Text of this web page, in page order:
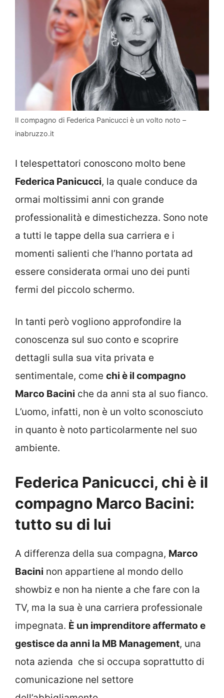
Il compagno di Federica Panicucci è un volto noto –
inabruzzo.it
I telespettatori conoscono molto bene
Federica Panicucci, la quale conduce da
ormai moltissimi anni con grande
professionalità e dimestichezza. Sono note
a tutti le tappe della sua carriera e i
momenti salienti che l’hanno portata ad
essere considerata ormai uno dei punti
fermi del piccolo schermo.
In tanti però vogliono approfondire la
conoscenza sul suo conto e scoprire
dettagli sulla sua vita privata e
sentimentale, come chi è il compagno
Marco Bacini che da anni sta al suo fianco.
L’uomo, infatti, non è un volto sconosciuto
in quanto è noto particolarmente nel suo
ambiente.
Federica Panicucci, chi è il
compagno Marco Bacini:
tutto su di lui
A differenza della sua compagna, Marco
Bacini non appartiene al mondo dello
showbiz e non ha niente a che fare con la
TV, ma la sua è una carriera professionale
impegnata. È un imprenditore affermato e
gestisce da anni la MB Management, una
nota azienda che si occupa soprattutto di
comunicazione nel settore